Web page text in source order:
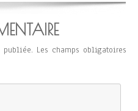
publiée. Les champs obligatoires